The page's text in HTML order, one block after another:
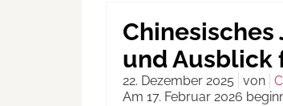
und Ausblick
22. Dezember 2025 von
Am 17. Februar 2026